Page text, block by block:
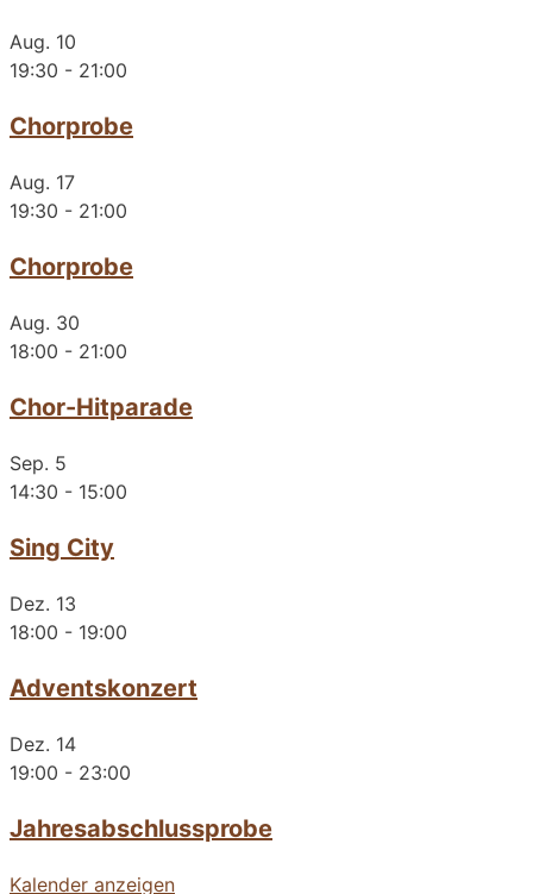
Aug. 10
19:30 - 21:00
Chorprobe
Aug. 17
19:30 - 21:00
Chorprobe
Aug. 30
18:00 - 21:00
Chor-Hitparade
Sep. 5
14:30 - 15:00
Sing City
Dez. 13
18:00 - 19:00
Adventskonzert
Dez. 14
19:00 - 23:00
Jahresabschlussprobe
Kalender anzeigen